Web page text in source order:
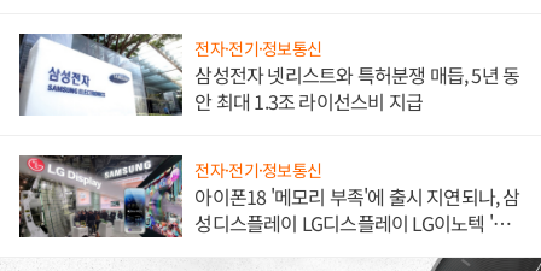
전자·전기·정보통신
삼성전자 넷리스트와 특허분쟁 매듭, 5년 동
안 최대 1.3조 라이선스비 지급
전자·전기·정보통신
아이폰18 '메모리 부족'에 출시 지연되나, 삼
성디스플레이 LG디스플레이 LG이노텍 '탈